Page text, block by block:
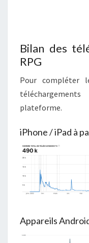
Bilan des
RPG
Pour compléter
plateforme.
iPhone / iPad à
Appareils